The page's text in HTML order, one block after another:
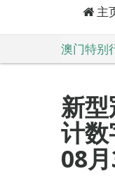
主
澳门特别
新
计
08